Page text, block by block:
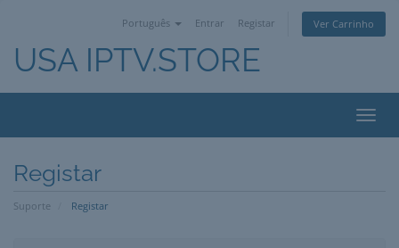
Português Entrar Registar Ver Carrinho
USA IPTV.STORE
Registar
Suporte Registar